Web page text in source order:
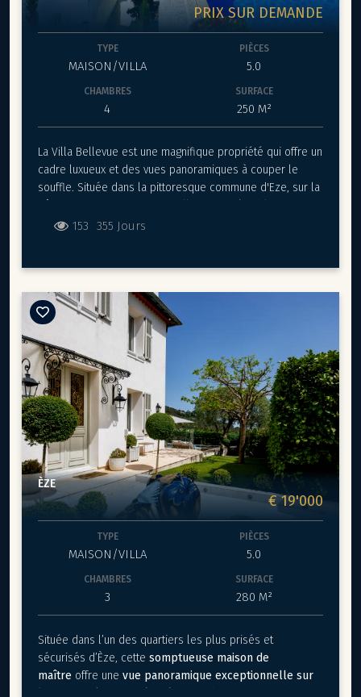
PRIX SUR DEMANDE
TYPE
MAISON/VILLA
PIÈCES
5.0
CHAMBRES
4
SURFACE
250 M²
La Villa Bellevue est une magnifique propriété qui offre un
cadre luxueux et des vues panoramiques à couper le
souffle. Située dans la pittoresque commune d'Eze, sur la
architectural. Voici une description de cette somptueuse
colline surplombant la Méditerranée, offrant ainsi des
vues panoramiques spectaculaires sur la mer et les
environs.
Design et Architecture :Cette villa présente un design
élégant et contemporain, avec des lignes épurées et des
matériaux de haute qualité. L'architecture est conçue pour
maximiser la lumière naturelle et les vues panoramiques
depuis chaque pièce.
Chambres :
La villa dispose de quatre chambres
spacieuses, chacune offrant un confort ultime et une vue
imprenable sur la mer. Les chambres sont élégamment
décorées avec des meubles haut de gamme et des
finitions de luxe.
Espaces de vie :
Les espaces de vie sont généreux et
bien aménagés, comprenant un salon lumineux et aéré,
une salle à manger élégante et une cuisine entièrement
équipée avec des appareils modernes. De grandes baies
vitrées s'ouvrent sur une terrasse expansive, offrant un
cadre idéal pour se détendre et profiter de la vue.
Extérieur :La Villa bénéficie d'un vaste jardin paysager
avec une piscine à débordement chaufée, parfaite pour
se rafraîchir tout en admirant le panorama. Plusieurs
terrasses aménagées offrent des espaces de
divertissement en plein air, idéaux pour les repas en
153 355 Jours
ÈZE
€ 19'000
TYPE
MAISON/VILLA
PIÈCES
5.0
CHAMBRES
3
SURFACE
280 M²
Située dans l’un des quartiers les plus prisés et
sécurisés d’Èze, cette somptueuse maison de
maître offre une vue panoramique exceptionnelle sur